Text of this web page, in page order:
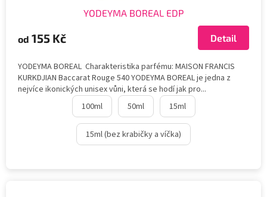
YODEYMA BOREAL EDP
od 155 Kč Detail
YODEYMA BOREAL Charakteristika parfému: MAISON FRANCIS
KURKDJIAN Baccarat Rouge 540 YODEYMA BOREAL je jedna z
nejvíce ikonických unisex vůni, která se hodí jak pro...
100ml
50ml 15ml
15ml (bez krabičky a víčka)